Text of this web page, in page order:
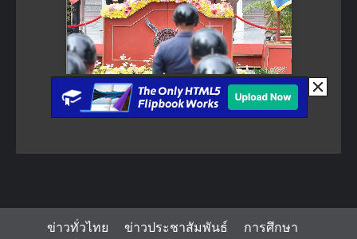
ข่าวทั่วไทย ข่าวประชาสัมพันธ์ การศึกษา